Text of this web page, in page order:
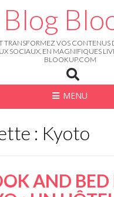
Blog
TRANSFORMEZ VOS CONTENUS
SOCIAUX, EN MAGNIFIQUES
BLOOKUP.COM
MENU
: Kyoto
AND BED